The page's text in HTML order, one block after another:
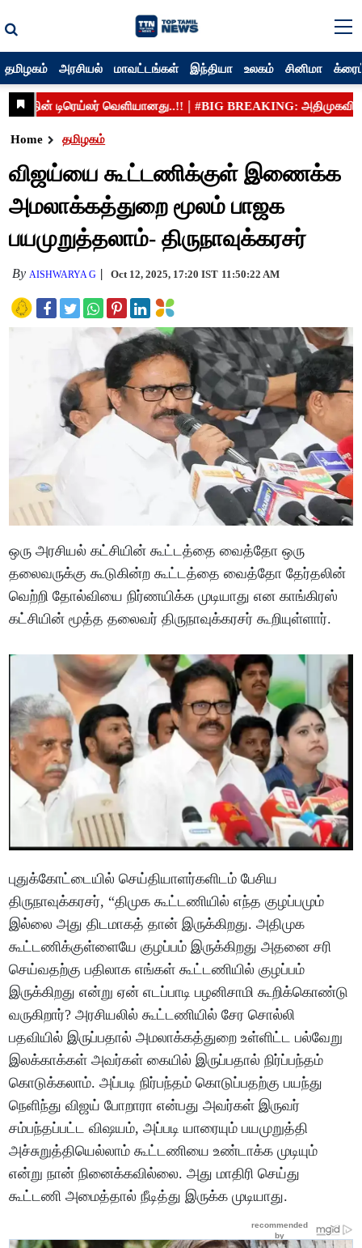
தமிழகம் அரசியல் மாவட்டங்கள் இந்தியா உலகம் சினிமா
Home தமிழகம்
விஜய்யை கூட்டணிக்குள் இணைக்க
அமலாக்கத்துறை மூலம் பாஜக
பயமுறுத்தலாம்- திருநாவுக்கரசர்
By AISHWARYA G Oct 12, 2025, 17:20 IST 11:50:22 AM
ஒரு அரசியல் கட்சியின் கூட்டத்தை வைத்தோ ஒரு
தலைவருக்கு கூடுகின்ற கூட்டத்தை வைத்தோ தேர்தலின்
வெற்றி தோல்வியை நிர்ணயிக்க முடியாது என காங்கிரஸ்
கட்சியின் மூத்த தலைவர் திருநாவுக்கரசர் கூறியுள்ளார்.
புதுக்கோட்டையில் செய்தியாளர்களிடம் பேசிய
திருநாவுக்கரசர், “திமுக கூட்டணியில் எந்த குழப்பமும்
இல்லை அது திடமாகத் தான் இருக்கிறது. அதிமுக
கூட்டணிக்குள்ளையே குழப்பம் இருக்கிறது அதனை சரி
செய்வதற்கு பதிலாக எங்கள் கூட்டணியில் குழப்பம்
இருக்கிறது என்று ஏன் எடப்பாடி பழனிசாமி கூறிக்கொண்டு
வருகிறார்? அரசியலில் கூட்டணியில் சேர சொல்லி
பதவியில் இருப்பதால் அமலாக்கத்துறை உள்ளிட்ட பல்வேறு
இலக்காக்கள் அவர்கள் கையில் இருப்பதால் நிர்ப்பந்தம்
கொடுக்கலாம். அப்படி நிர்பந்தம் கொடுப்பதற்கு பயந்து
நெளிந்து விஜய் போறாரா என்பது அவர்கள் இருவர்
சம்பந்தப்பட்ட விஷயம், அப்படி யாரையும் பயமுறுத்தி
அச்சுறுத்தியெல்லாம் கூட்டணியை உண்டாக்க முடியும்
என்று நான் நினைக்கவில்லை. அது மாதிரி செய்து
கூட்டணி அமைத்தால் நீடித்து இருக்க முடியாது.